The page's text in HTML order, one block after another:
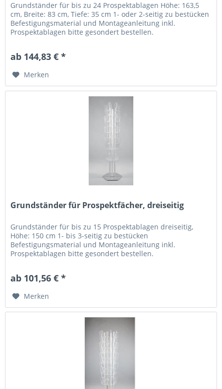
Grundständer für bis zu 24 Prospektablagen Höhe: 163,5
cm, Breite: 83 cm, Tiefe: 35 cm 1- oder 2-seitig zu bestücken
Befestigungsmaterial und Montageanleitung inkl.
Prospektablagen bitte gesondert bestellen.
ab 144,83 € *
Merken
Grundständer für Prospektfächer, dreiseitig
Grundständer für bis zu 15 Prospektablagen dreiseitig,
Höhe: 150 cm 1- bis 3-seitig zu bestücken
Befestigungsmaterial und Montageanleitung inkl.
Prospektablagen bitte gesondert bestellen.
ab 101,56 € *
Merken